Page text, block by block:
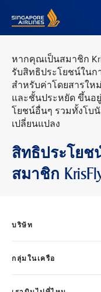
หากคุณเป็นสมาชิก
รับสิทธิประโยชน์ในก
สำหรับค่าโดยสารให
และชั้นประหยัด ขึ้นอ
โยชน์อื่นๆ รวมทั้งโบ
เปลี่ยนแปลง
สิทธิประโยช
สมาชิก